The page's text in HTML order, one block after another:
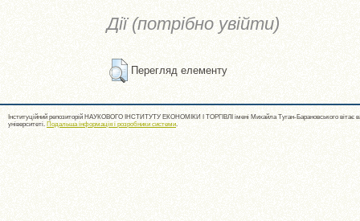
Дії (потрібно увійти)
Перегляд елементу
Інституційний репозиторій НАУКОВОГО ІНСТИТУТУ ЕКОНОМІКИ І ТОРГІВЛІ імені Михайла Туган-Барановського вітає
університеті. Подальша інформація і розробники системи